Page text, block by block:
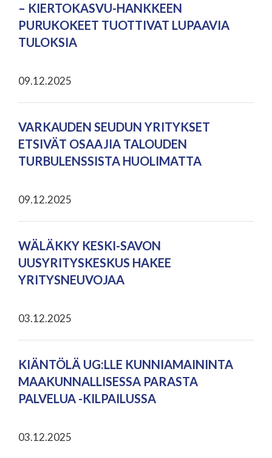
– KIERTOKASVU-HANKKEEN
PURUKOKEET TUOTTIVAT LUPAAVIA
TULOKSIA
09.12.2025
VARKAUDEN SEUDUN YRITYKSET
ETSIVÄT OSAAJIA TALOUDEN
TURBULENSSISTA HUOLIMATTA
09.12.2025
WÄLÄKKY KESKI-SAVON
UUSYRITYSKESKUS HAKEE
YRITYSNEUVOJAA
03.12.2025
KIÄNTÖLÄ UG:LLE KUNNIAMAININTA
MAAKUNNALLISESSA PARASTA
PALVELUA -KILPAILUSSA
03.12.2025